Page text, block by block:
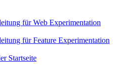
für Web Experimentation
für Feature Experimentation
Startseite